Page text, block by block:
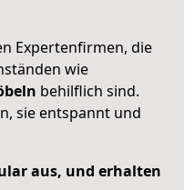
Expertenfirmen, die
wie
behilflich sind.
sie entspannt und
aus, und erhalten